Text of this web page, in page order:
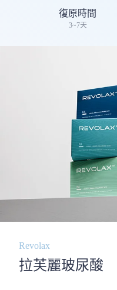
復原時間
3~7天
Revolax
拉芙麗玻尿酸